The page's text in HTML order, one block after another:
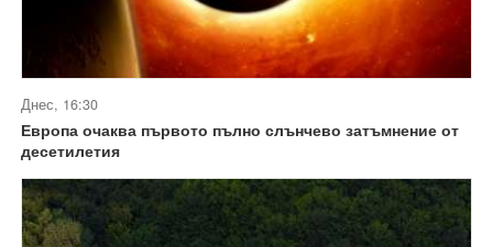
Днес, 16:30
Европа очаква първото пълно слънчево затъмнение от
десетилетия